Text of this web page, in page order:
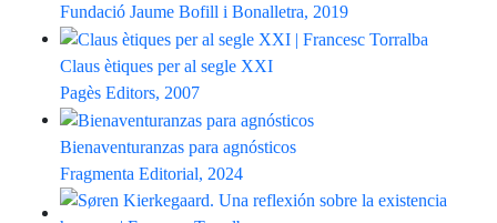
Fundació Jaume Bofill i Bonalletra, 2019
Claus ètiques per al segle XXI
Pagès Editors, 2007
Bienaventuranzas para agnósticos
Fragmenta Editorial, 2024